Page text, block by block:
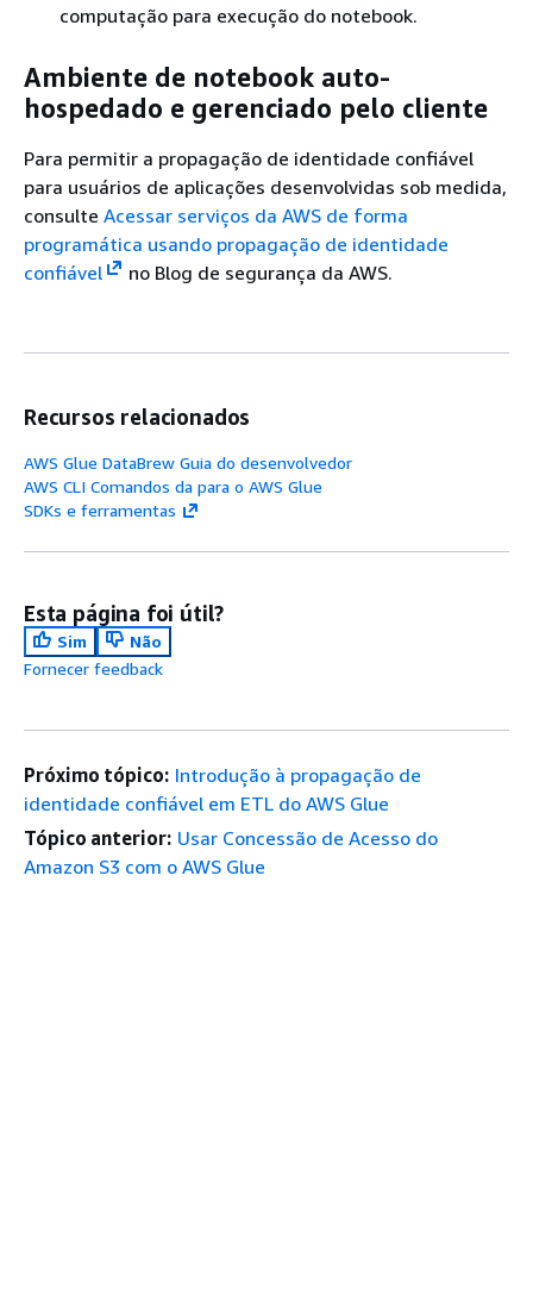
computação para execução do notebook.
Ambiente de notebook auto-
hospedado e gerenciado pelo cliente
Para permitir a propagação de identidade confiável
para usuários de aplicações desenvolvidas sob medida,
consulte Acessar serviços da AWS de forma
programática usando propagação de identidade
confiável
no Blog de segurança da AWS.
Recursos relacionados
AWS Glue DataBrew Guia do desenvolvedor
AWS CLI Comandos da para o AWS Glue
SDKs e ferramentas
Esta página foi útil?
Sim
Não
Fornecer feedback
Próximo tópico: Introdução à propagação de
identidade confiável em ETL do AWS Glue
Tópico anterior: Usar Concessão de Acesso do
Amazon S3 com o AWS Glue